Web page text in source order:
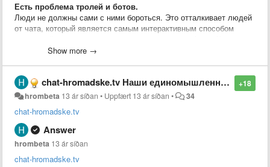
Есть проблема тролей и ботов.
Люди не должны сами с ними бороться. Это отталкивает людей
от чата, который является самым интерактивным способом
того иммено его состояниеоказывает значительное влияние на
Троли и боты пытаются "розсеять толпу".
Розсеим их первыми!
Со своей стороны пердлагаю организацию площадки, которая на
основе IT сообщества объединит волонтёров готовых
самоорганизоваться и оказать посильную
помощь(hromadsketvbeta.userecho.com
дневных эфиров на отдельные ролики до разноплановой IT
Show more →
+18
chat-hromadske.tv Наши единомышленники. Рекомендую!
hrombeta 13 ár síðan • Uppfært 13 ár síðan • 34
chat-hromadske.tv
Answer
hrombeta 13 ár síðan
chat-hromadske.tv